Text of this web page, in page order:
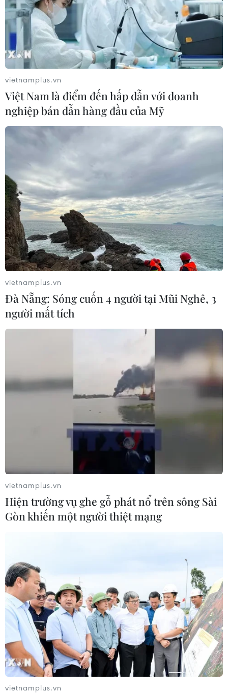
​Tỉnh Bình Dương yêu cầu người lao động trước khi vào
nhà máy sản xuất phải được xét nghiệm ít nhất 2 lần
bằng test nhanh (hoặc bằng PCR), có kết quả âm tính
vào ngày thứ nhất và ngày thứ tư.
vietnamplus.vn
Việt Nam là điểm đến hấp dẫn với doanh
nghiệp bán dẫn hàng đầu của Mỹ
vietnamplus.vn
Đà Nẵng: Sóng cuốn 4 người tại Mũi Nghê, 3
người mất tích
vietnamplus.vn
Hiện trường vụ ghe gỗ phát nổ trên sông Sài
Gòn khiến một người thiệt mạng
vietnamplus.vn